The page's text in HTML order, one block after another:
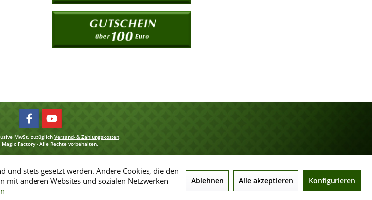
MwSt. zuzüglich Versand- & Zahlungskosten.
Factory - Alle Rechte vorbehalten.
stets gesetzt werden. Andere Cookies, die den
anderen Websites und sozialen Netzwerken
Ablehnen Alle akzeptieren Konfigurieren